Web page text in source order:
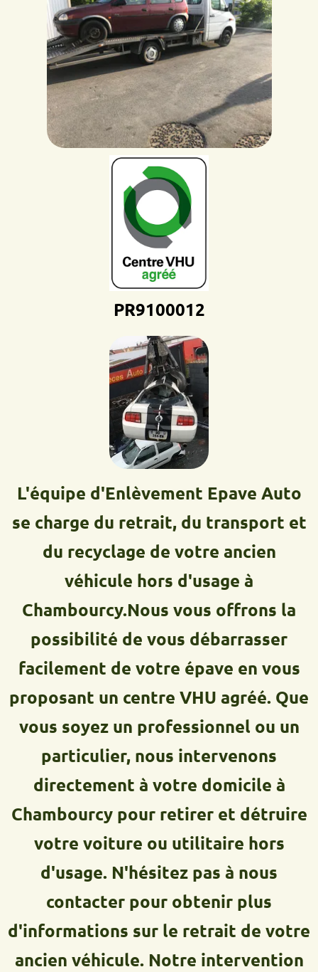
PR9100012D
L'équipe d'Enlèvement Epave Auto
se charge du retrait, du transport et
du recyclage de votre ancien
véhicule hors d'usage à
Chambourcy.Nous vous offrons la
possibilité de vous débarrasser
facilement de votre épave en vous
proposant un centre VHU agréé. Que
vous soyez un professionnel ou un
particulier, nous intervenons
directement à votre domicile à
Chambourcy pour retirer et détruire
votre voiture ou utilitaire hors
d'usage. N'hésitez pas à nous
contacter pour obtenir plus
d'informations sur le retrait de votre
ancien véhicule. Notre intervention